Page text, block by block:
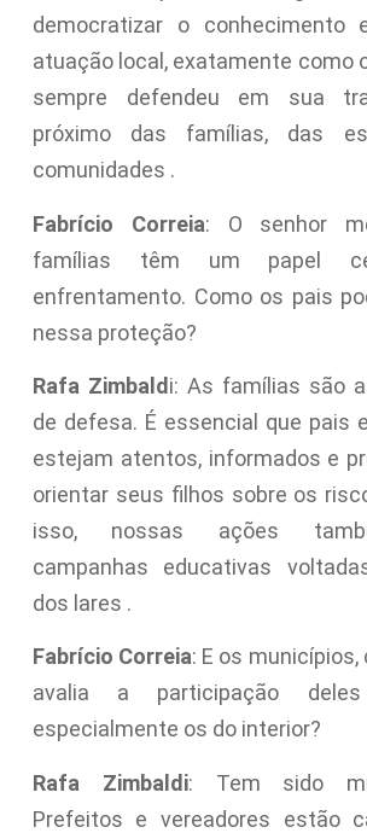
democratizar o conhecimento
atuação local, exatamente como
sempre defendeu em sua
próximo das famílias, das
comunidades .
Fabrício Correia: O senhor
famílias têm um papel
enfrentamento. Como os pais
nessa proteção?
Rafa Zimbald i: As famílias são
de defesa. É essencial que pais
estejam atentos, informados e
orientar seus filhos sobre os
isso, nossas ações
campanhas educativas
dos lares .
Fabrício Correia: E os
avalia a participação
especialmente os do interior?
Rafa Zimbaldi: Tem sido
Prefeitos e vereadores estão